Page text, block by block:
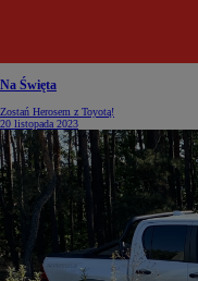
Na Święta
Zostań Herosem z Toyotą!
20 listopada 2023